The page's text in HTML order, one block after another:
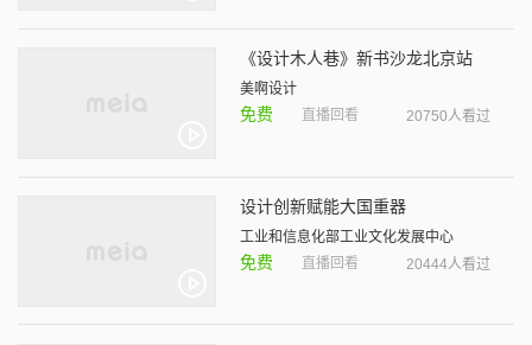
《设计木人巷》新书沙龙北京站
美啊设计
免费 直播回看 20750人看过
设计创新赋能大国重器
工业和信息化部工业文化发展中心
免费 直播回看 20444人看过